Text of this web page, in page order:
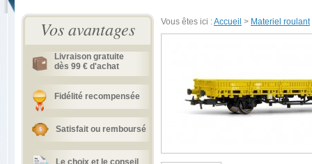
Vos avantages
Livraison gratuite
dès 99 € d'achat
Fidélité recompensée
Satisfait ou remboursé
Le choix et le conseil
Vous êtes ici :Accueil > Materiel roulant